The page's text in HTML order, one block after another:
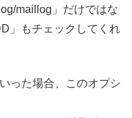
maillog」だけではな
」もチェックしてくれ
った場合、このオプシ